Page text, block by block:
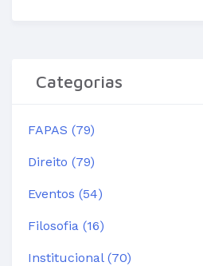
Categorias
FAPAS (79)
Direito (79)
Eventos (54)
Filosofia (16)
Institucional (70)